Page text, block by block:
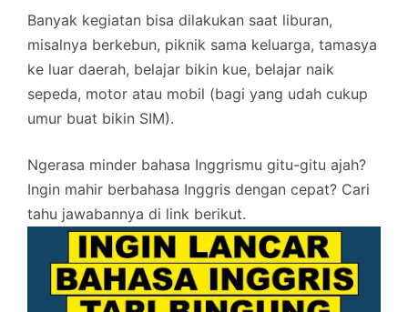
Banyak kegiatan bisa dilakukan saat liburan,
misalnya berkebun, piknik sama keluarga, tamasya
ke luar daerah, belajar bikin kue, belajar naik
sepeda, motor atau mobil (bagi yang udah cukup
umur buat bikin SIM).
Ngerasa minder bahasa Inggrismu gitu-gitu ajah?
Ingin mahir berbahasa Inggris dengan cepat? Cari
tahu jawabannya di link berikut.